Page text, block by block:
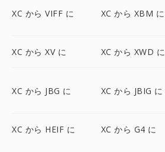
XC から VIFF に XC から XBM に
XC から XV に XC から XWD に
XC から JBG に XC から JBIG に
XC から HEIF に XC から G4 に